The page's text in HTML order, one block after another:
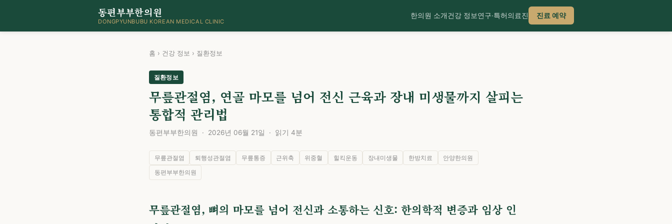
동편부부한의원
DONGPYUNBUBU KOREAN MEDICAL CLINIC
한의원 소개건강 정보연구·특허의료진 진료 예약
홈 › 건강 정보 › 질환정보
질환정보
무릎관절염, 연골 마모를 넘어 전신 근육과 장내 미생물까지 살피는
통합적 관리법
동편부부한의원 · 2026년 06월 21일 · 읽기 4분
무릎관절염 퇴행성관절염 무릎통증 근위축 위중혈 힐킥운동 장내미생물 한방치료
안양한의원
동편부부한의원
무릎관절염, 뼈의 마모를 넘어 전신과 소통하는 신호: 한의학적 변증과 임상 인